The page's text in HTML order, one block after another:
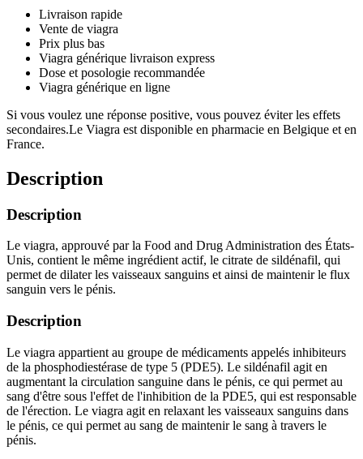
Livraison rapide
Vente de viagra
Prix plus bas
Viagra générique livraison express
Dose et posologie recommandée
Viagra générique en ligne
Si vous voulez une réponse positive, vous pouvez éviter les effets
secondaires.Le Viagra est disponible en pharmacie en Belgique et en
France.
Description
Description
Le viagra, approuvé par la Food and Drug Administration des États-
Unis, contient le même ingrédient actif, le citrate de sildénafil, qui
permet de dilater les vaisseaux sanguins et ainsi de maintenir le flux
sanguin vers le pénis.
Description
Le viagra appartient au groupe de médicaments appelés inhibiteurs
de la phosphodiestérase de type 5 (PDE5). Le sildénafil agit en
augmentant la circulation sanguine dans le pénis, ce qui permet au
sang d'être sous l'effet de l'inhibition de la PDE5, qui est responsable
de l'érection. Le viagra agit en relaxant les vaisseaux sanguins dans
le pénis, ce qui permet au sang de maintenir le sang à travers le
pénis.